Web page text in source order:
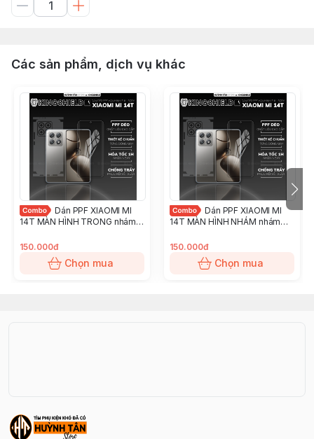
Các sản phẩm, dịch vụ khác
Dán PPF XIAOMI MI
14T MÀN HÌNH TRONG nhám
KINGSHIELD
150.000đ
Chọn mua
Dán PPF XIAOMI MI
14T MÀN HÌNH NHÁM nhám
KINGSHIELD
150.000đ
Chọn mua